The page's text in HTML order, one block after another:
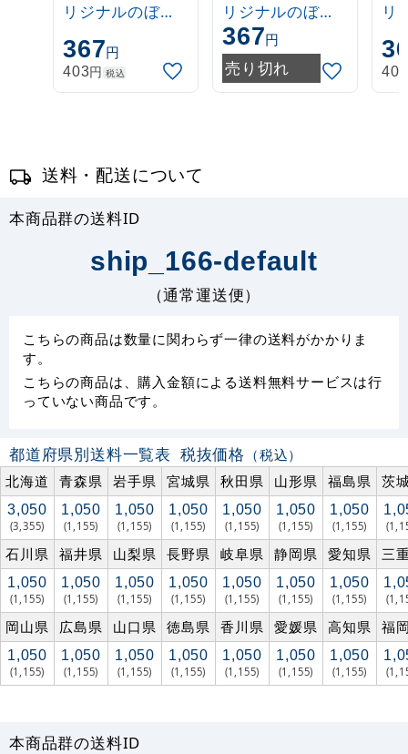
リジナルのぼり
ポール 1.6～3m
伸縮式 白
(30537***)
367円
403円 税込
リジナルのぼり
ポール 1.6～3m
伸縮式 緑
(30537GRN)
367円
売り切れ
リ
ポ
伸
403
送料・配送について
本商品群の送料ID
ship_166-default
（通常運送便）
こちらの商品は数量に関わらず一律の送料がかかりま
す。
こちらの商品は、購入金額による送料無料サービスは行
っていない商品です。
都道府県別送料一覧表 税抜価格 （税込）
北海道
青森県 岩手県 宮城県 秋田県 山形県 福島県 茨
3,050
(3,355)
1,050
(1,155)
1,050
(1,155)
1,050
(1,155)
1,050
(1,155)
1,050
(1,155)
1,050
(1,155)
石川県 福井県 山梨県 長野県 岐阜県 静岡県 愛知県 三
1,050
(1,155)
1,050
(1,155)
1,050
(1,155)
1,050
(1,155)
1,050
(1,155)
1,050
(1,155)
1,050
(1,155)
岡山県 広島県 山口県 徳島県 香川県 愛媛県 高知県 福
1,050
(1,155)
1,050
(1,155)
1,050
(1,155)
1,050
(1,155)
1,050
(1,155)
1,050
(1,155)
1,050
(1,155)
本商品群の送料ID